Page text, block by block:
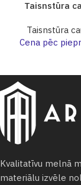
Taisnstūra
Taisnstūra
Cena pēc
Kvalitatīvu melnā
materiālu izvēle